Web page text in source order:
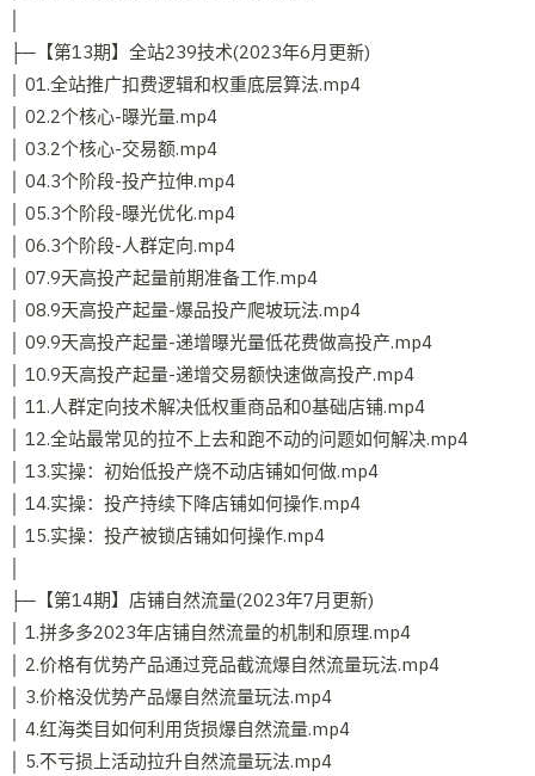
├─【第13期】全站239技术(2023年6月更新)
│ 01.全站推广扣费逻辑和权重底层算法.mp4
│ 02.2个核心-曝光量.mp4
│ 03.2个核心-交易额.mp4
│ 04.3个阶段-投产拉伸.mp4
│ 05.3个阶段-曝光优化.mp4
│ 06.3个阶段-人群定向.mp4
│ 07.9天高投产起量前期准备工作.mp4
│ 08.9天高投产起量-爆品投产爬坡玩法.mp4
│ 09.9天高投产起量-递增曝光量低花费做高投产.mp4
│ 10.9天高投产起量-递增交易额快速做高投产.mp4
│ 11.人群定向技术解决低权重商品和0基础店铺.mp4
│ 12.全站最常见的拉不上去和跑不动的问题如何解决.mp4
│ 13.实操：初始低投产烧不动店铺如何做.mp4
│ 14.实操：投产持续下降店铺如何操作.mp4
│ 15.实操：投产被锁店铺如何操作.mp4
├─【第14期】店铺自然流量(2023年7月更新)
│ 1.拼多多2023年店铺自然流量的机制和原理.mp4
│ 2.价格有优势产品通过竞品截流爆自然流量玩法.mp4
│ 3.价格没优势产品爆自然流量玩法.mp4
│ 4.红海类目如何利用货损爆自然流量.mp4
│ 5.不亏损上活动拉升自然流量玩法.mp4